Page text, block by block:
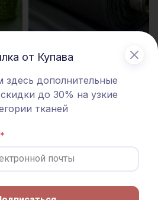
м.кв
от Купава
здесь дополнительные
до 30% на узкие
тканей